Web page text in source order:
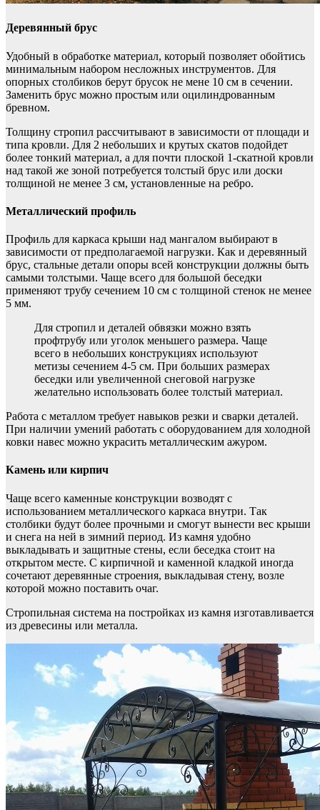
Деревянный брус
Удобный в обработке материал, который позволяет обойтись
минимальным набором несложных инструментов. Для
опорных столбиков берут брусок не мене 10 см в сечении.
Заменить брус можно простым или оцилиндрованным
бревном.
Толщину стропил рассчитывают в зависимости от площади и
типа кровли. Для 2 небольших и крутых скатов подойдет
более тонкий материал, а для почти плоской 1-скатной кровли
над такой же зоной потребуется толстый брус или доски
толщиной не менее 3 см, установленные на ребро.
Металлический профиль
Профиль для каркаса крыши над мангалом выбирают в
зависимости от предполагаемой нагрузки. Как и деревянный
брус, стальные детали опоры всей конструкции должны быть
самыми толстыми. Чаще всего для большой беседки
применяют трубу сечением 10 см с толщиной стенок не менее
5 мм.
Для стропил и деталей обвязки можно взять
профтрубу или уголок меньшего размера. Чаще
всего в небольших конструкциях используют
метизы сечением 4-5 см. При больших размерах
беседки или увеличенной снеговой нагрузке
желательно использовать более толстый материал.
Работа с металлом требует навыков резки и сварки деталей.
При наличии умений работать с оборудованием для холодной
ковки навес можно украсить металлическим ажуром.
Камень или кирпич
Чаще всего каменные конструкции возводят с
использованием металлического каркаса внутри. Так
столбики будут более прочными и смогут вынести вес крыши
и снега на ней в зимний период. Из камня удобно
выкладывать и защитные стены, если беседка стоит на
открытом месте. С кирпичной и каменной кладкой иногда
сочетают деревянные строения, выкладывая стену, возле
которой можно поставить очаг.
Стропильная система на постройках из камня изготавливается
из древесины или металла.